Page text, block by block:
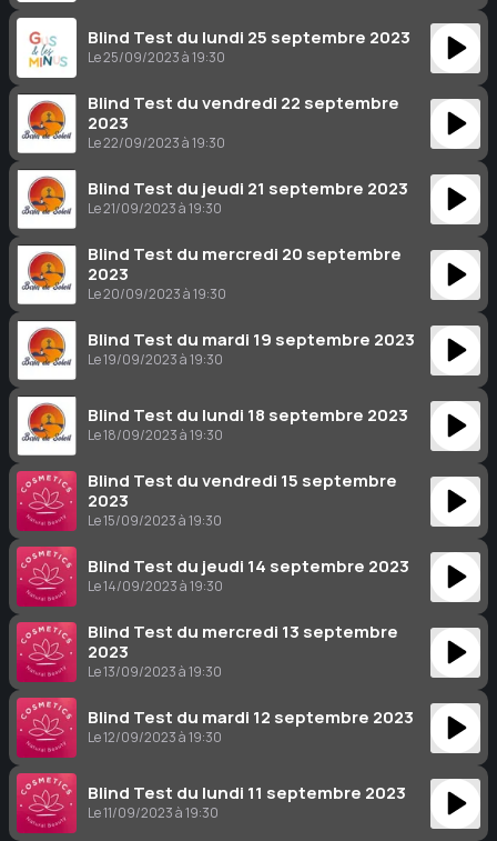
Blind Test du lundi 25 septembre 2023
Le 25/09/2023 à 19:30
Blind Test du vendredi 22 septembre
2023
Le 22/09/2023 à 19:30
Blind Test du jeudi 21 septembre 2023
Le 21/09/2023 à 19:30
Blind Test du mercredi 20 septembre
2023
Le 20/09/2023 à 19:30
Blind Test du mardi 19 septembre 2023
Le 19/09/2023 à 19:30
Blind Test du lundi 18 septembre 2023
Le 18/09/2023 à 19:30
Blind Test du vendredi 15 septembre
2023
Le 15/09/2023 à 19:30
Blind Test du jeudi 14 septembre 2023
Le 14/09/2023 à 19:30
Blind Test du mercredi 13 septembre
2023
Le 13/09/2023 à 19:30
Blind Test du mardi 12 septembre 2023
Le 12/09/2023 à 19:30
Blind Test du lundi 11 septembre 2023
Le 11/09/2023 à 19:30